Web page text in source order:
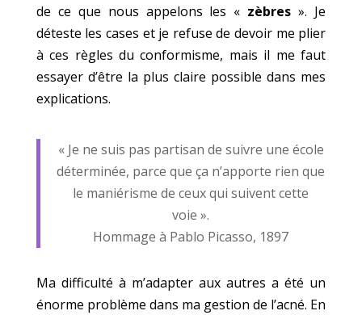
de ce que nous appelons les « zèbres ». Je
déteste les cases et je refuse de devoir me plier
à ces règles du conformisme, mais il me faut
essayer d’être la plus claire possible dans mes
explications.
« Je ne suis pas partisan de suivre une école
déterminée, parce que ça n’apporte rien que
le maniérisme de ceux qui suivent cette
voie ».
Hommage à Pablo Picasso, 1897
Ma difficulté à m’adapter aux autres a été un
énorme problème dans ma gestion de l’acné. En